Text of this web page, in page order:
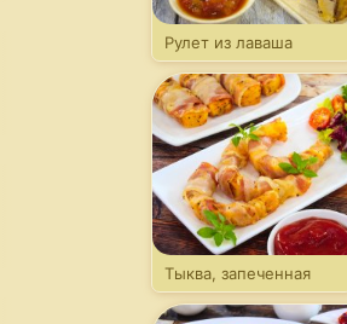
Рулет из лаваша
с капустой
Тыква, запеченная
в беконе